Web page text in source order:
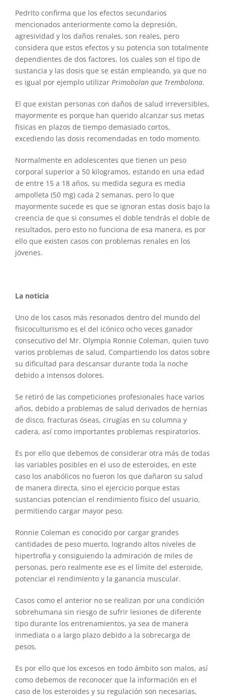
Pedrito confirma que los efectos secundarios
mencionados anteriormente como la depresión,
agresividad y los daños renales, son reales, pero
considera que estos efectos y su potencia son totalmente
dependientes de dos factores, los cuales son el tipo de
sustancia y las dosis que se están empleando, ya que no
es igual por ejemplo utilizar Primobolan que Trembolona.
El que existan personas con daños de salud irreversibles,
mayormente es porque han querido alcanzar sus metas
físicas en plazos de tiempo demasiado cortos,
excediendo las dosis recomendadas en todo momento.
Normalmente en adolescentes que tienen un peso
corporal superior a 50 kilogramos, estando en una edad
de entre 15 a 18 años, su medida segura es media
ampolleta (50 mg) cada 2 semanas, pero lo que
mayormente sucede es que se ignoran estas dosis bajo la
creencia de que si consumes el doble tendrás el doble de
resultados, pero esto no funciona de esa manera, es por
ello que existen casos con problemas renales en los
jóvenes.
La noticia
Uno de los casos más resonados dentro del mundo del
fisicoculturismo es el del icónico ocho veces ganador
consecutivo del Mr. Olympia Ronnie Coleman, quien tuvo
varios problemas de salud. Compartiendo los datos sobre
su dificultad para descansar durante toda la noche
debido a intensos dolores.
Se retiró de las competiciones profesionales hace varios
años, debido a problemas de salud derivados de hernias
de disco, fracturas óseas, cirugías en su columna y
cadera, así como importantes problemas respiratorios.
Es por ello que debemos de considerar otra más de todas
las variables posibles en el uso de esteroides, en este
caso los anabólicos no fueron los que dañaron su salud
de manera directa, sino el ejercicio porque estas
sustancias potencian el rendimiento físico del usuario,
permitiendo cargar mayor peso.
Ronnie Coleman es conocido por cargar grandes
cantidades de peso muerto, logrando altos niveles de
hipertrofia y consiguiendo la admiración de miles de
personas, pero realmente ese es el límite del esteroide,
potenciar el rendimiento y la ganancia muscular.
Casos como el anterior no se realizan por una condición
sobrehumana sin riesgo de sufrir lesiones de diferente
tipo durante los entrenamientos, ya sea de manera
inmediata o a largo plazo debido a la sobrecarga de
pesos.
Es por ello que los excesos en todo ámbito son malos, así
como debemos de reconocer que la información en el
caso de los esteroides y su regulación son necesarias,